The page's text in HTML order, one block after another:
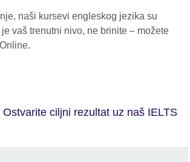
naši kursevi engleskog jezika su
vaš trenutni nivo, ne brinite – možete
ciljni rezultat uz naš IELTS